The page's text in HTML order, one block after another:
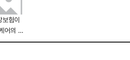
가 시
미국
다노
험이
어의 지
알라질